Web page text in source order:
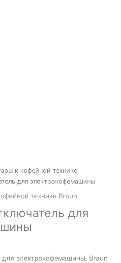
к кофейной технике
для электрокофемашины
технике Braun
для
электрокофемашины, Braun